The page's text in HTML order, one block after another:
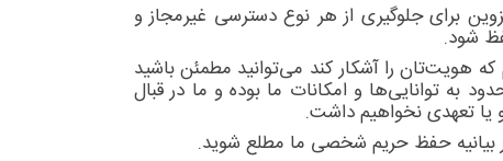
برای جلوگیری از هر نوع دسترسی غیرمجاز و
شود.
هویت‌تان را آشکار کند می‌توانید مطمئن باشید
به توانایی‌ها و امکانات ما بوده و ما در قبال
یا تعهدی نخواهیم داشت.
بیانیه حفظ حریم شخصی ما مطلع شوید.